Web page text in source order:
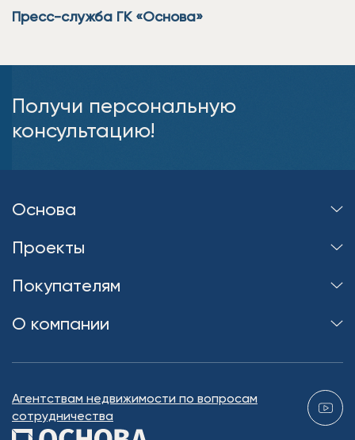
Пресс-служба ГК «Основа»
Получи персональную
консультацию!
Основа
Проекты
Покупателям
О компании
Агентствам недвижимости по вопросам
сотрудничества